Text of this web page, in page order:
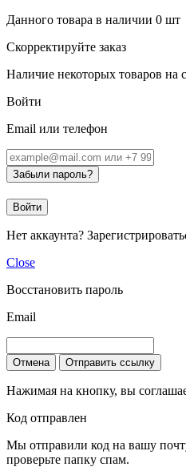
Данного товара в наличии 0 шт
Скорректируйте заказ
Наличие некоторых товаров на
Войти
Email или телефон
Забыли пароль?
Войти
Нет аккаунта?
Close
Восстановить пароль
Email
Отмена Отправить ссылку
Нажимая на кнопку, вы
Код отправлен
Мы отправили код на вашу
проверьте папку спам.